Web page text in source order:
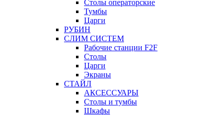
Столы операторские
Тумбы
Царги
РУБИН
СЛИМ СИСТЕМ
Рабочие станции F2F
Столы
Царги
Экраны
СТАЙЛ
АКСЕССУАРЫ
Столы и тумбы
Шкафы